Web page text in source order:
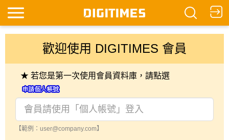
歡迎使用 DIGITIMES 會員
★ 若您是第一次使用會員資料庫，請點選
【範例：user@company.com】